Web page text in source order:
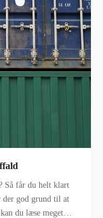
Så får du helt klart
god grund til at
du læse meget